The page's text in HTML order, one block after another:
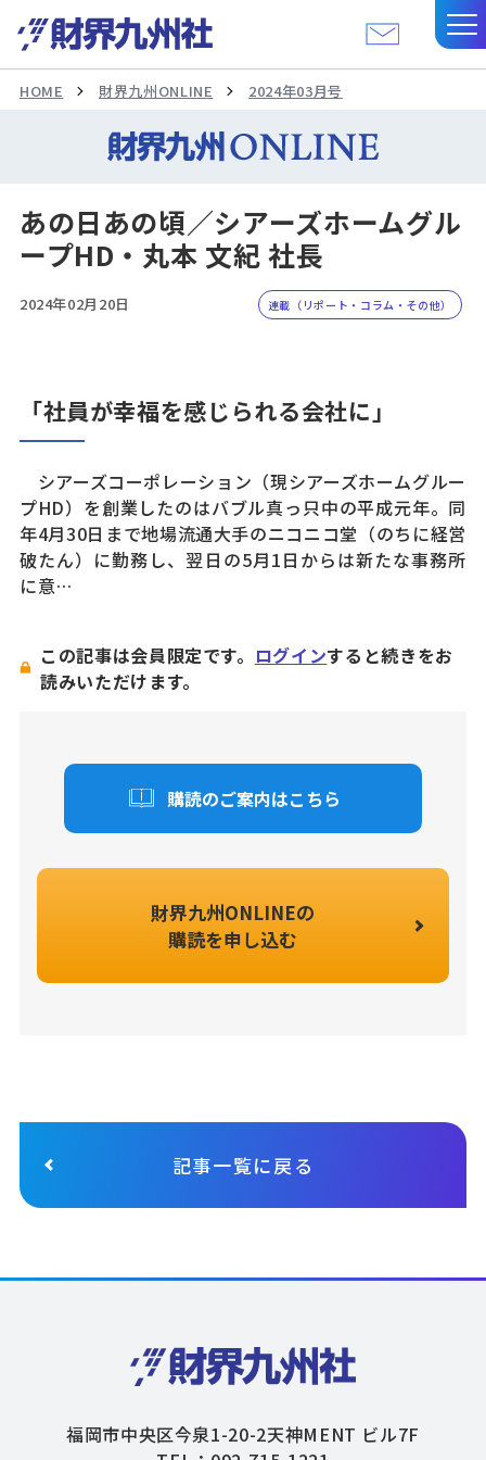
HOME 財界九州ONLINE 2024年03月号
あの日あの頃／シアーズホームグル
ープHD・丸本 文紀 社長
2024年02月20日 連載（リポート・コラム・その他）
「社員が幸福を感じられる会社に」
シアーズコーポレーション（現シアーズホームグルー
プHD）を創業したのはバブル真っ只中の平成元年。同
年4月30日まで地場流通大手のニコニコ堂（のちに経営
破たん）に勤務し、翌日の5月1日からは新たな事務所
に意…
この記事は会員限定です。 ログインすると続きをお
読みいただけます。
購読のご案内はこちら
財界九州ONLINEの
購読を申し込む
記事一覧に戻る
福岡市中央区今泉1-20-2天神MENT ビル7F